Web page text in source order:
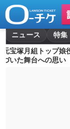
ニュース 特集
元宝塚月組トップ
づいた舞台への思い